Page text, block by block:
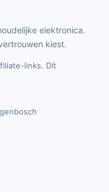
elektronica.
kiest.
links. Dit